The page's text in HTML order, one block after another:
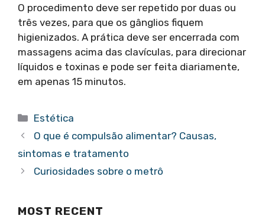
O procedimento deve ser repetido por duas ou
três vezes, para que os gânglios fiquem
higienizados. A prática deve ser encerrada com
massagens acima das clavículas, para direcionar
líquidos e toxinas e pode ser feita diariamente,
em apenas 15 minutos.
Categorias
Estética
O que é compulsão alimentar? Causas,
sintomas e tratamento
Curiosidades sobre o metrô
MOST RECENT